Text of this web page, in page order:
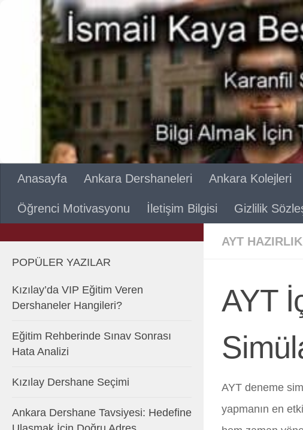
Skip to content
Anasayfa Ankara Dershaneleri Ankara Kolejleri
Öğrenci Motivasyonu İletişim Bilgisi Gizlilik
AYT HAZIRLIK
AYT
AYT deneme
yapmanın en
POPÜLER YAZILAR
Kızılay’da VIP Eğitim Veren
Dershaneler Hangileri?
Eğitim Rehberinde Sınav Sonrası
Hata Analizi
Kızılay Dershane Seçimi
Ankara Dershane Tavsiyesi: Hedefine